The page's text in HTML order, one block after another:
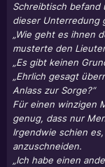
Schreibtisch befand
dieser Unterredung
„Wie geht es ihnen
musterte den
„Es gibt keinen
„Ehrlich gesagt
Anlass zur Sorge?“
Für einen winzigen
genug, dass nur
Irgendwie schien
anzuschneiden.
„Ich habe einen